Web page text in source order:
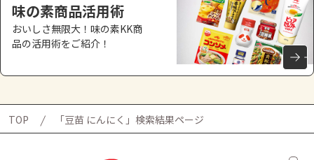
味の素商品活用術
おいしさ無限大！味の素KK商
品の活用術をご紹介！
TOP 「豆苗 にんにく」検索結果ページ